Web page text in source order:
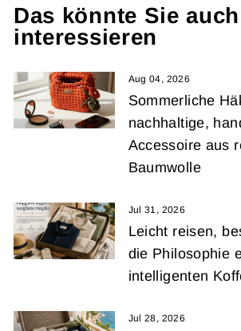
Das könnte Sie auch
interessieren
Aug 04, 2026
Sommerliche
nachhaltige,
Accessoire aus
Baumwolle
Jul 31, 2026
Leicht reisen,
die Philosophie
intelligenten
Jul 28, 2026